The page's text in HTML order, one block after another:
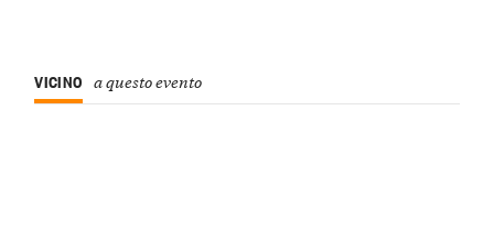
VICINO a questo evento